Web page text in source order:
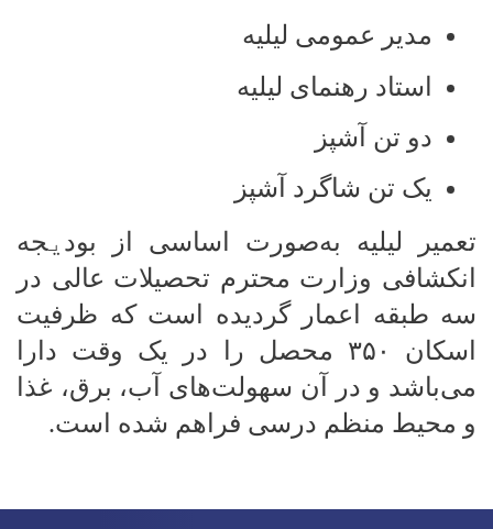
مدیر عمومی لیلیه
استاد رهنمای لیلیه
دو تن آشپز
یک تن شاگرد آشپز
تعمیر لیلیه به‌صورت اساسی از بود یجه
انکشافی وزارت محترم تحصیلات عالی در
سه طبقه اعمار گردیده است که ظرفیت
اسکان
۳۵۰ محصل را در یک وقت دارا
می‌باشد و در آن سهولت‌های آب، برق، غذا
و محیط منظم درسی فراهم شده است.